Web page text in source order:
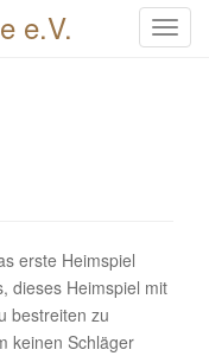
T
i
e.V.
erste Heimspiel
dieses Heimspiel mit
bestreiten zu
keinen Schläger